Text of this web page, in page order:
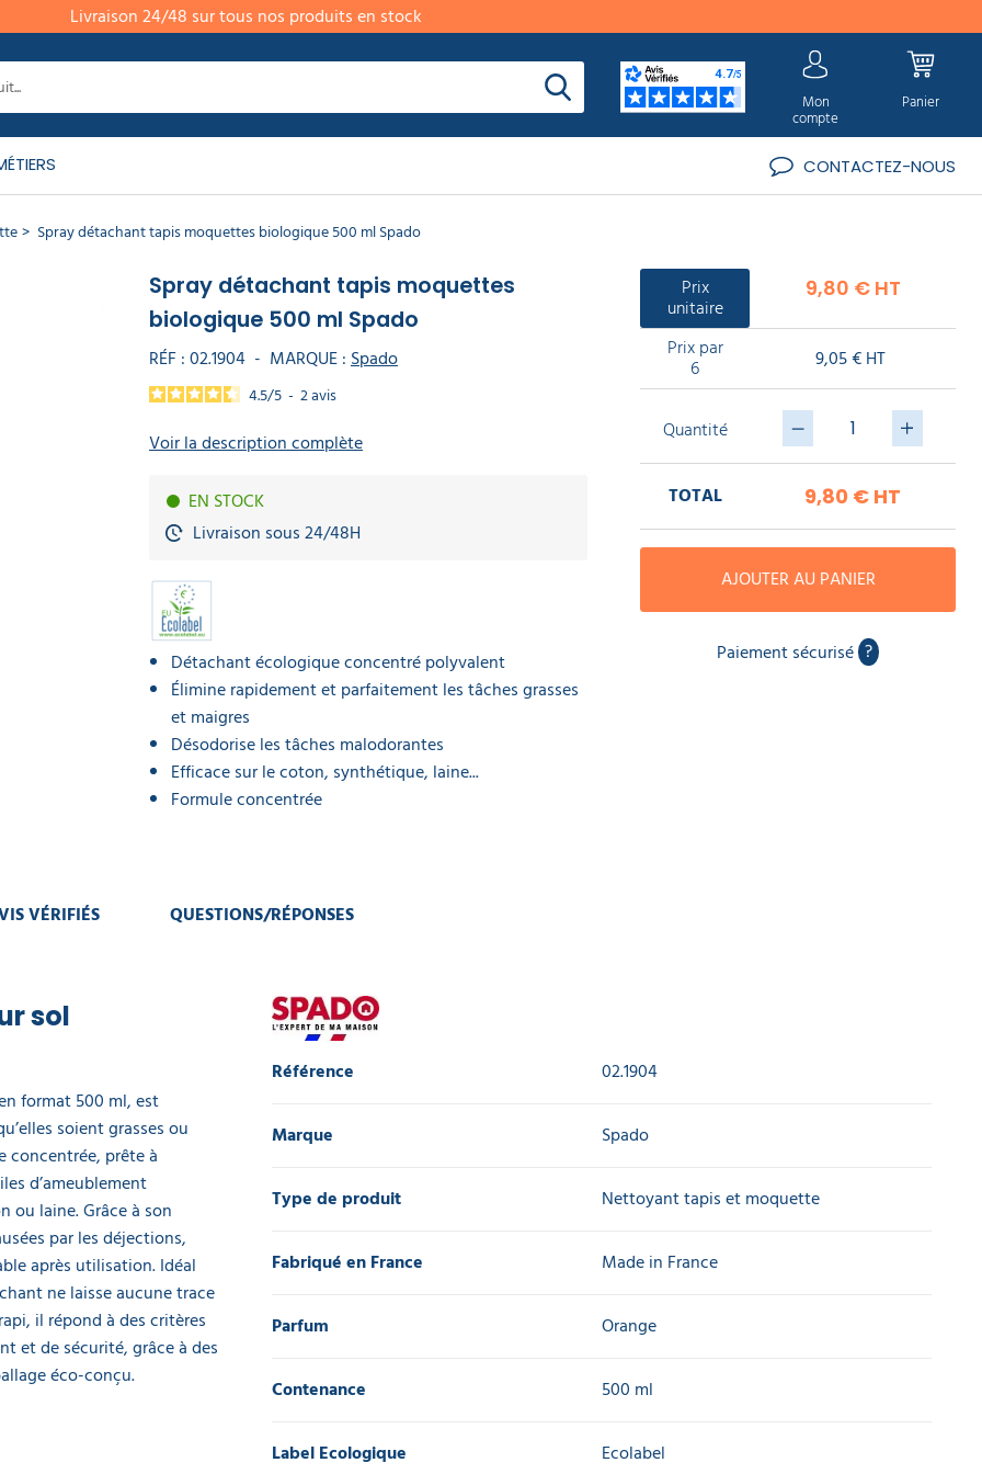
Livraison 24/48 sur tous nos produits en stock
Mon
compte
Panier
CONTACTEZ-NOUS
Spray détachant tapis moquettes biologique 500 ml Spado
Spray détachant tapis moquettes
biologique 500 ml Spado
RÉF :02.1904 - MARQUE :Spado
4.5/5 - 2avis
Voir la description complète
EN STOCK
Livraison sous 24/48H
Détachant écologique concentré polyvalent
Élimine rapidement et parfaitement les tâches grasses
et maigres
Désodorise les tâches malodorantes
Efficace sur le coton, synthétique, laine...
Formule concentrée
Prix
unitaire
9,80 € HT
Prix par
6 9,05 € HT
Quantité
TOTAL 9,80 € HT
AJOUTER AU PANIER
Paiement sécurisé ?
VÉRIFIÉS QUESTIONS/RÉPONSES
sol
format 500 ml, est
soient grasses ou
concentrée, prête à
d’ameublement
ou laine. Grâce à son
par les déjections,
après utilisation. Idéal
ne laisse aucune trace
il répond à des critères
et de sécurité, grâce à des
éco-conçu.
Référence 02.1904
Marque Spado
Type de produit Nettoyant tapis et moquette
Fabriqué en France Made in France
Parfum Orange
Contenance 500 ml
Label Ecologique Ecolabel